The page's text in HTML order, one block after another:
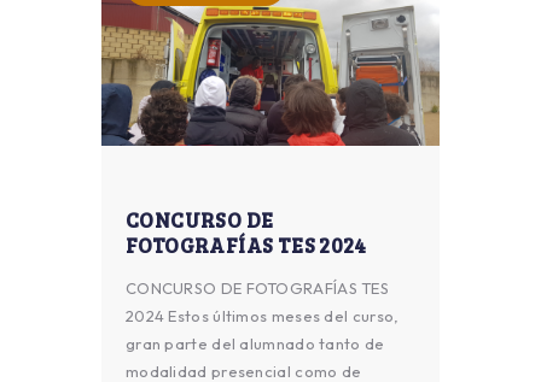
CONCURSO DE
FOTOGRAFÍAS TES 2024
CONCURSO DE FOTOGRAFÍAS TES
2024 Estos últimos meses del curso,
gran parte del alumnado tanto de
modalidad presencial como de